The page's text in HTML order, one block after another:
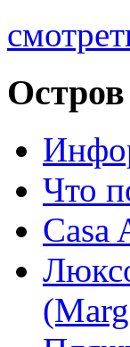
Что
Casa